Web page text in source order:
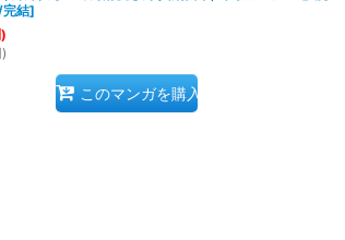
結]
)
このマンガを購入